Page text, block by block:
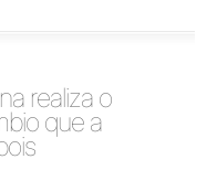
realiza o
que a